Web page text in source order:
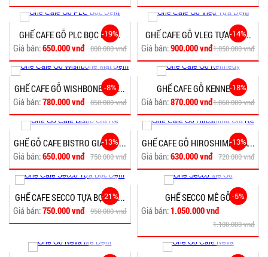
-19%
GHẾ CAFE GỖ PLC BỌC Đ�...
Giá bán:650.000 vnđ 800.000 vnđ
-14%
GHẾ CAFE GỖ VLEG TỰA Đ�...
Giá bán:900.000 vnđ1.050.000 vnđ
-8%
GHẾ CAFE GỖ WISHBONE MẶT...
Giá bán:780.000 vnđ 850.000 vnđ
-18%
GHẾ CAFE GỖ KENNEDY
Giá bán:870.000 vnđ1.060.000 vnđ
-13%
GHẾ GỖ CAFE BISTRO GIÁ R�...
Giá bán:650.000 vnđ 750.000 vnđ
-13%
GHẾ CAFE GỖ HIROSHIMA GIÁ...
Giá bán:630.000 vnđ 720.000 vnđ
-21%
GHẾ CAFE SECCO TỰA BỌC �...
Giá bán:750.000 vnđ 950.000 vnđ
-5%
GHẾ SECCO MÊ GỖ
Giá bán: 1.050.000 vnđ
1.100.000 vnđ